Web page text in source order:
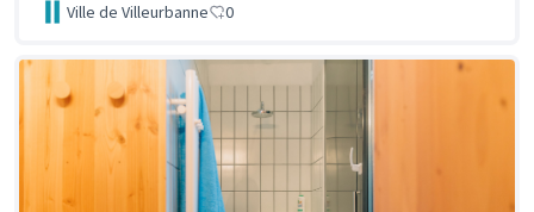
Ville de Villeurbanne 0